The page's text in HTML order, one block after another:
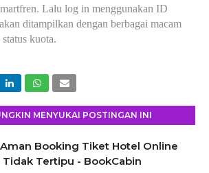
Lalu log in menggunakan ID
ditampilkan dengan berbagai macam
kuota.
MENYUKAI POSTINGAN INI
Booking Tiket Hotel Online
Tidak Tertipu - BookCabin